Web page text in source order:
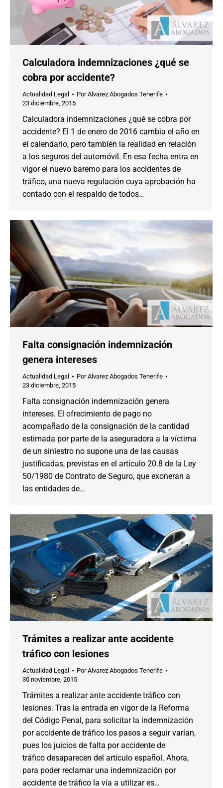
Calculadora indemnizaciones ¿qué se
cobra por accidente?
Actualidad Legal PorAlvarez Abogados Tenerife
23 diciembre, 2015
Calculadora indemnizaciones ¿qué se cobra por
accidente? El 1 de enero de 2016 cambia el año en
el calendario, pero también la realidad en relación
a los seguros del automóvil. En esa fecha entra en
vigor el nuevo baremo para los accidentes de
tráfico, una nueva regulación cuya aprobación ha
contado con el respaldo de todos…
Falta consignación indemnización
genera intereses
Actualidad Legal PorAlvarez Abogados Tenerife
23 diciembre, 2015
Falta consignación indemnización genera
intereses. El ofrecimiento de pago no
acompañado de la consignación de la cantidad
estimada por parte de la aseguradora a la víctima
de un siniestro no supone una de las causas
justificadas, previstas en el artículo 20.8 de la Ley
50/1980 de Contrato de Seguro, que exoneran a
las entidades de…
Trámites a realizar ante accidente
tráfico con lesiones
Actualidad Legal PorAlvarez Abogados Tenerife
30 noviembre, 2015
Trámites a realizar ante accidente tráfico con
lesiones. Tras la entrada en vigor de la Reforma
del Código Penal, para solicitar la indemnización
por accidente de tráfico los pasos a seguir varían,
pues los juicios de falta por accidente de
tráfico desaparecen del artículo español. Ahora,
para poder reclamar una indemnización por
accidente de tráfico la vía a utilizar es…